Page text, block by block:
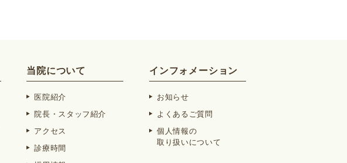
当院について
医院紹介
院長・スタッフ紹介
アクセス
診療時間
インフォメーション
お知らせ
よくあるご質問
個人情報の
取り扱いについて